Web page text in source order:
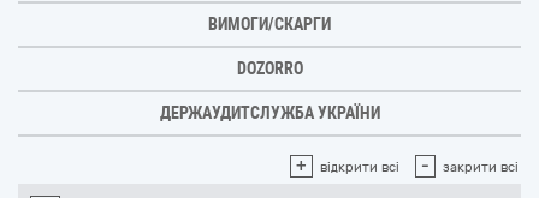
ВИМОГИ/СКАРГИ
DOZORRO
ДЕРЖАУДИТСЛУЖБА УКРАЇНИ
+ відкрити всі - закрити всі